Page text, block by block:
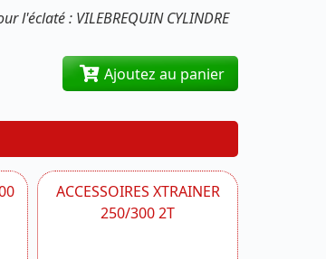
l'éclaté : VILEBREQUIN CYLINDRE
Ajoutez au panier
ACCESSOIRES XTRAINER
250/300 2T